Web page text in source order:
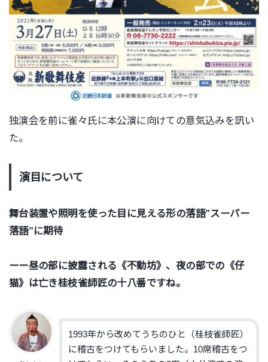
独演会を前に雀々氏に本公演に向けての意気込みを訊い
た。
演目について
舞台装置や照明を使った目に見える形の落語”スーパー
落語”に期待
ーー昼の部に披露される《不動坊》、夜の部での《仔
猫》は亡き桂枝雀師匠の十八番ですね。
1993年から改めてうちのひと（桂枝雀師匠）
に稽古をつけてもらいました。10席稽古をつ